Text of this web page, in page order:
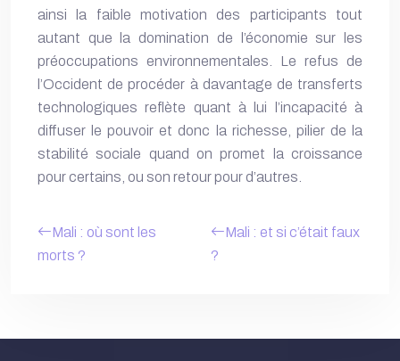
ainsi la faible motivation des participants tout
autant que la domination de l’économie sur les
préoccupations environnementales. Le refus de
l’Occident de procéder à davantage de transferts
technologiques reflète quant à lui l’incapacité à
diffuser le pouvoir et donc la richesse, pilier de la
stabilité sociale quand on promet la croissance
pour certains, ou son retour pour d’autres.
Mali : où sont les
morts ?
Mali : et si c’était faux
?